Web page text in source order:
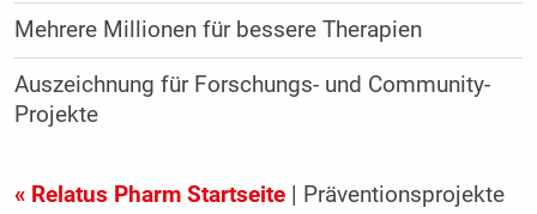
Mehrere Millionen für bessere Therapien
Auszeichnung für Forschungs- und Community-
Projekte
« Relatus Pharm Startseite| Präventionsprojekte